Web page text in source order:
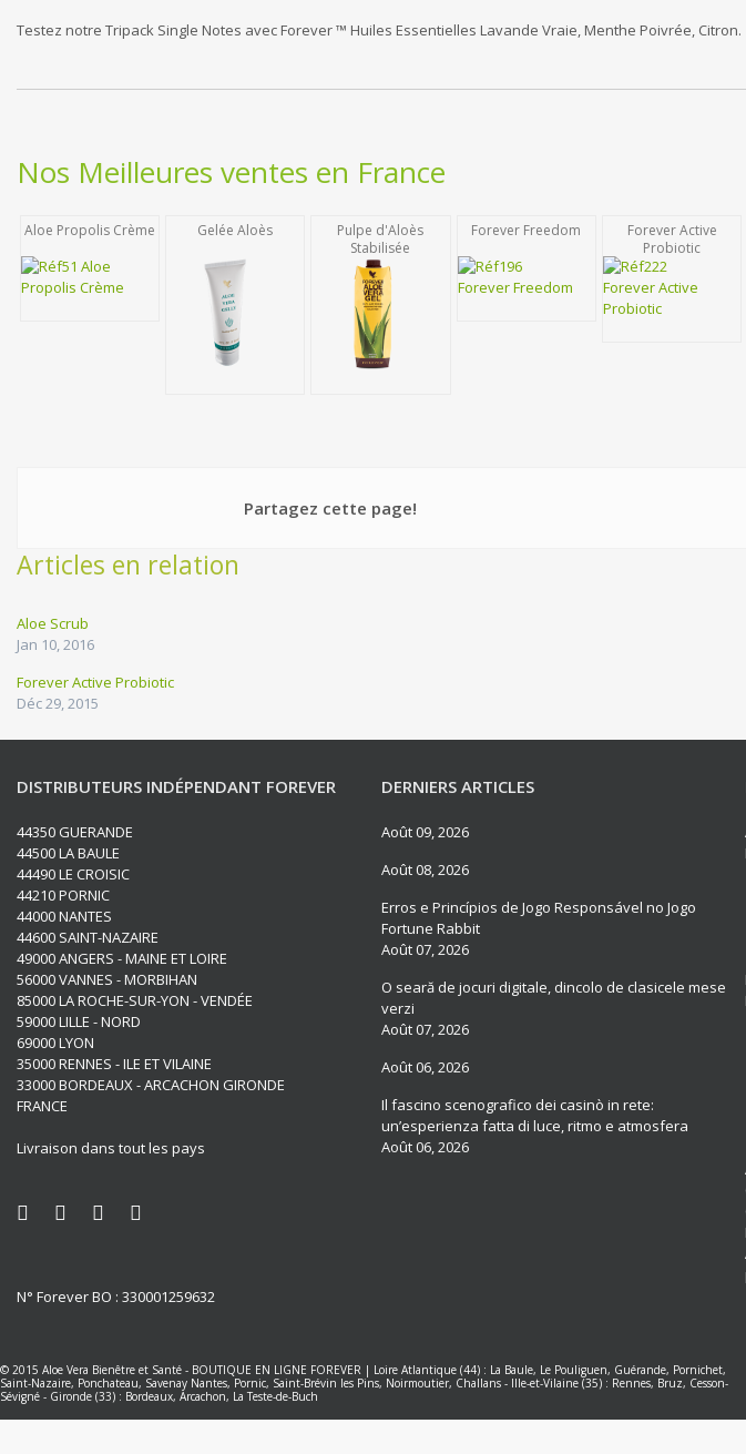
Testez notre Tripack Single Notes avec Forever ™ Huiles Essentielles Lavande Vraie, Menthe Poivrée, Citron.
Nos Meilleures ventes en France
Aloe Propolis Crème Gelée Aloès
Pulpe d'Aloès
Stabilisée
Forever Freedom
Forever Active
Probiotic
Partagez cette page!
Articles en relation
Aloe Scrub
Jan 10, 2016
Forever Active Probiotic
Déc 29, 2015
DISTRIBUTEURS INDÉPENDANT FOREVER
44350 GUERANDE
44500 LA BAULE
44490 LE CROISIC
44210 PORNIC
44000 NANTES
44600 SAINT-NAZAIRE
49000 ANGERS - MAINE ET LOIRE
56000 VANNES - MORBIHAN
85000 LA ROCHE-SUR-YON - VENDÉE
59000 LILLE - NORD
69000 LYON
35000 RENNES - ILE ET VILAINE
33000 BORDEAUX - ARCACHON GIRONDE
FRANCE
Livraison dans tout les pays
N° Forever BO : 330001259632
DERNIERS ARTICLES
Août 09, 2026
Août 08, 2026
Erros e Princípios de Jogo Responsável no Jogo
Fortune Rabbit
Août 07, 2026
O seară de jocuri digitale, dincolo de clasicele mese
verzi
Août 07, 2026
Août 06, 2026
Il fascino scenografico dei casinò in rete:
un’esperienza fatta di luce, ritmo e atmosfera
Août 06, 2026
© 2015 Aloe Vera Bienêtre et Santé - BOUTIQUE EN LIGNE FOREVER | Loire Atlantique (44) : La Baule, Le Pouliguen, Guérande, Pornichet,
Saint-Nazaire, Ponchateau, Savenay Nantes, Pornic, Saint-Brévin les Pins, Noirmoutier, Challans - Ille-et-Vilaine (35) : Rennes, Bruz, Cesson-
Sévigné - Gironde (33) : Bordeaux, Arcachon, La Teste-de-Buch